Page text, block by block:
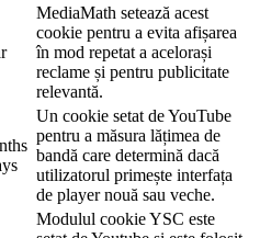
MediaMath setează acest
cookie pentru a evita afișarea
în mod repetat a acelorași
reclame și pentru publicitate
relevantă.
Un cookie setat de YouTube
pentru a măsura lățimea de
bandă care determină dacă
utilizatorul primește interfața
de player nouă sau veche.
Modulul cookie YSC este